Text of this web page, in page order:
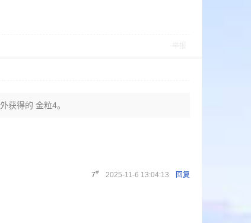
获得的 金粒4。
7# 2025-11-6 13:04:13 回复